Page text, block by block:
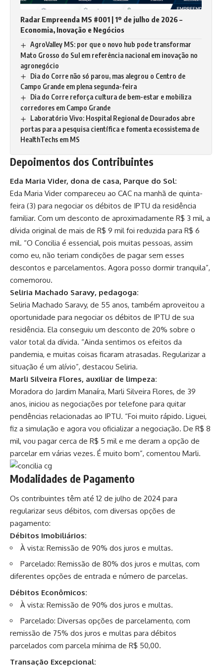
Radar Empreenda MS #001 | 1º de julho de 2026 –
Economia, Inovação e Negócios
AgroValley MS: por que o novo hub pode transformar
Mato Grosso do Sul em referência nacional em inovação no
agronegócio
Dia do Corre não só parou, mas alegrou o Centro de
Campo Grande em plena segunda-feira
Dia do Corre reforça cultura de bem-estar e mobiliza
corredores em Campo Grande
Laboratório Vivo: Hospital Regional de Dourados abre
portas para a pesquisa científica e fomenta ecossistema de
HealthTechs em MS
Depoimentos dos Contribuintes
Eda Maria Vider, dona de casa, Parque do Sol:
Eda Maria Vider compareceu ao CAC na manhã de quinta-
feira (3) para negociar os débitos de IPTU da residência
familiar. Com um desconto de aproximadamente R$ 3 mil, a
dívida original de mais de R$ 9 mil foi reduzida para R$ 6
mil. “O Concilia é essencial, pois muitas pessoas, assim
como eu, não teriam condições de pagar sem esses
descontos e parcelamentos. Agora posso dormir tranquila”,
comemorou.
Seliria Machado Saravy, pedagoga:
Seliria Machado Saravy, de 55 anos, também aproveitou a
oportunidade para negociar os débitos de IPTU de sua
residência. Ela conseguiu um desconto de 20% sobre o
valor total da dívida. “Ainda sentimos os efeitos da
pandemia, e muitas coisas ficaram atrasadas. Regularizar a
situação é um alívio”, destacou Seliria.
Marli Silveira Flores, auxiliar de limpeza:
Moradora do Jardim Manaíra, Marli Silveira Flores, de 39
anos, iniciou as negociações por telefone para quitar
pendências relacionadas ao IPTU. “Foi muito rápido. Liguei,
fiz a simulação e agora vou oficializar a negociação. De R$ 8
mil, vou pagar cerca de R$ 5 mil e me deram a opção de
parcelar em várias vezes. É muito bom”, comentou Marli.
Modalidades de Pagamento
Os contribuintes têm até 12 de julho de 2024 para
regularizar seus débitos, com diversas opções de
pagamento:
Débitos Imobiliários:
À vista: Remissão de 90% dos juros e multas.
Parcelado: Remissão de 80% dos juros e multas, com
diferentes opções de entrada e número de parcelas.
Débitos Econômicos:
À vista: Remissão de 90% dos juros e multas.
Parcelado: Diversas opções de parcelamento, com
remissão de 75% dos juros e multas para débitos
parcelados com parcela mínima de R$ 50,00.
Transação Excepcional: